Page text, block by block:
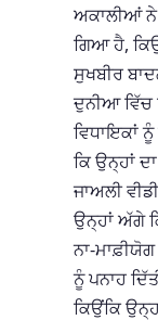
ਅਕਾਲੀਆਂ ਨੇ
ਗਿਆ ਹੈ,
ਸੁਖਬੀਰ
ਦੁਨੀਆ ਵਿੱਚ
ਵਿਧਾਇਕਾਂ
ਕਿ ਉਨ੍ਹਾਂ
ਜਾਅਲੀ
ਉਨ੍ਹਾਂ ਅੱਗੇ
ਨਾ-
ਨੂੰ ਪਨਾਹ
ਕਿਉਂਕਿ